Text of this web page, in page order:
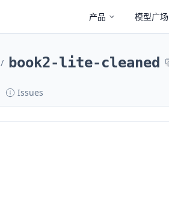
产品 模型广场
/ book2-lite-cleaned
Issues